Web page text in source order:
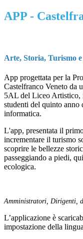
APP -
Arte, Storia, Turismo
App progettata per la
Castelfranco Veneto da
5AL del Liceo Artistico,
studenti del quinto
informatica.
L'app, presentata il
incrementare il turismo
scoprire le bellezze
passeggiando a piedi,
ecologica.
Amministratori, Dirigenti,
L’applicazione è
impostazione della